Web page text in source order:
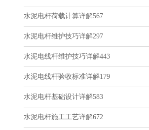
水泥电杆荷载计算详解567
水泥电杆维护技巧详解297
水泥电线杆维护技巧详解443
水泥电线杆验收标准详解179
水泥电杆基础设计详解583
水泥电杆施工工艺详解672